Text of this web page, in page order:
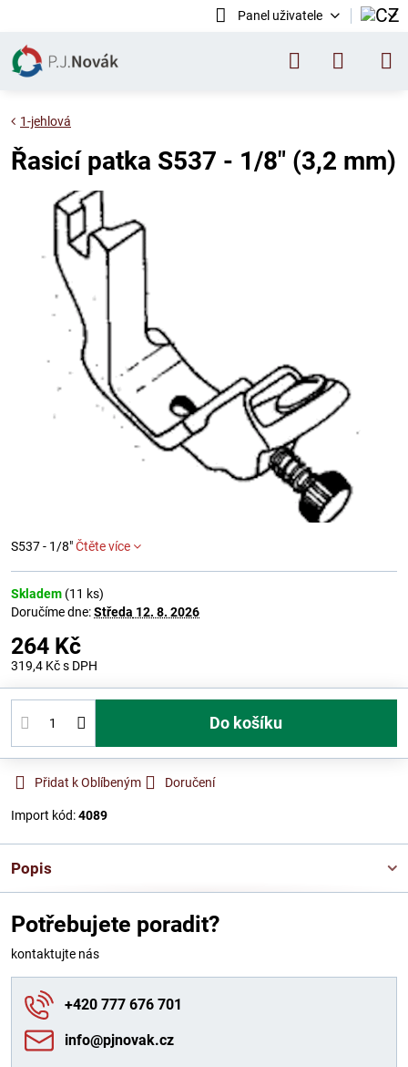
Panel uživatele
1-jehlová
Řasicí patka S537 - 1/8" (3,2 mm)
S537 - 1/8"Čtěte více
Skladem (11 ks)
Doručíme dne:Středa 12. 8. 2026
264 Kč
319,4 Kčs DPH
Do košíku
Přidat k Oblíbeným Doručení
Import kód:4089
Popis
Potřebujete poradit?
kontaktujte nás
+420 777 676 701
info​@pjnovak​.cz